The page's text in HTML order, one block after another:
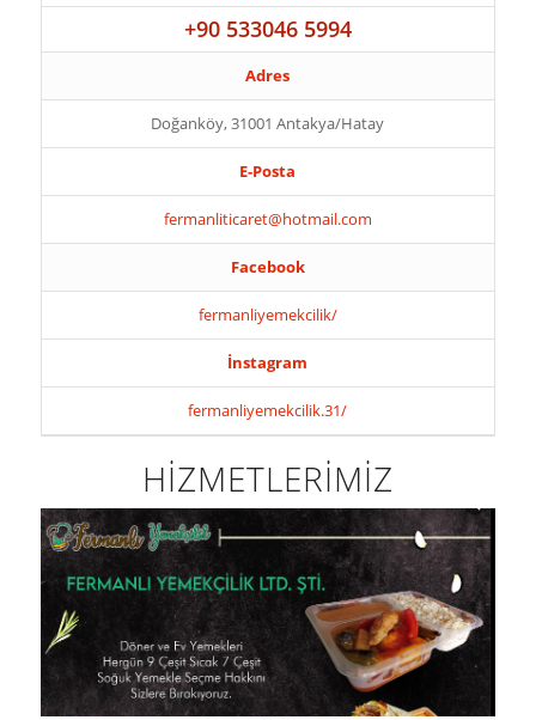
+90 533046 5994
Adres
Doğanköy, 31001 Antakya/Hatay
E-Posta
fermanliticaret@hotmail.com
Facebook
fermanliyemekcilik/
İnstagram
fermanliyemekcilik.31/
HİZMETLERİMİZ